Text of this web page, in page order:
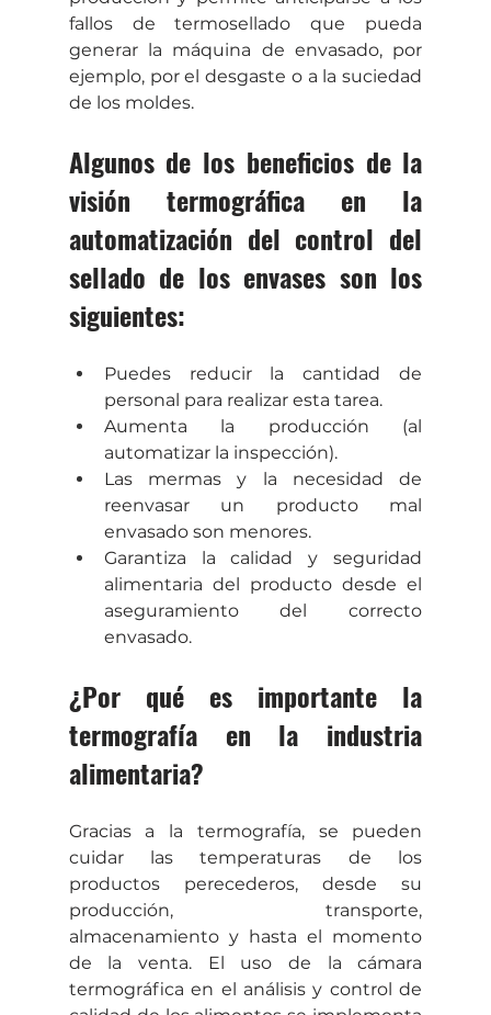
fallos de termosellado que pueda
generar la máquina de envasado, por
ejemplo, por el desgaste o a la suciedad
de los moldes.
Algunos de los beneficios de la
visión termográfica en la
automatización del control del
sellado de los envases son los
siguientes:
Puedes reducir la cantidad de
personal para realizar esta tarea.
Aumenta la producción (al
automatizar la inspección).
Las mermas y la necesidad de
reenvasar un producto mal
envasado son menores.
Garantiza la calidad y seguridad
alimentaria del producto desde el
aseguramiento del correcto
envasado.
¿Por qué es importante la
termografía en la industria
alimentaria?
Gracias a la termografía, se pueden
cuidar las temperaturas de los
productos perecederos, desde su
producción, transporte,
almacenamiento y hasta el momento
de la venta. El uso de la cámara
termográfica en el análisis y control de